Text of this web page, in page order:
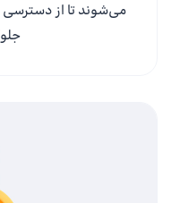
می‌شوند تا از دسترسی